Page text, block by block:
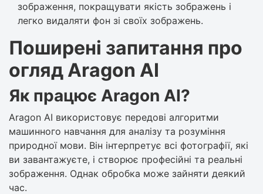
зображення, покращувати якість зображень і
легко видаляти фон зі своїх зображень.
Поширені запитання про
огляд Aragon AI
Як працює Aragon AI?
Aragon AI використовує передові алгоритми
машинного навчання для аналізу та розуміння
природної мови. Він інтерпретує всі фотографії, які
ви завантажуєте, і створює професійні та реальні
зображення. Однак обробка може зайняти деякий
час.